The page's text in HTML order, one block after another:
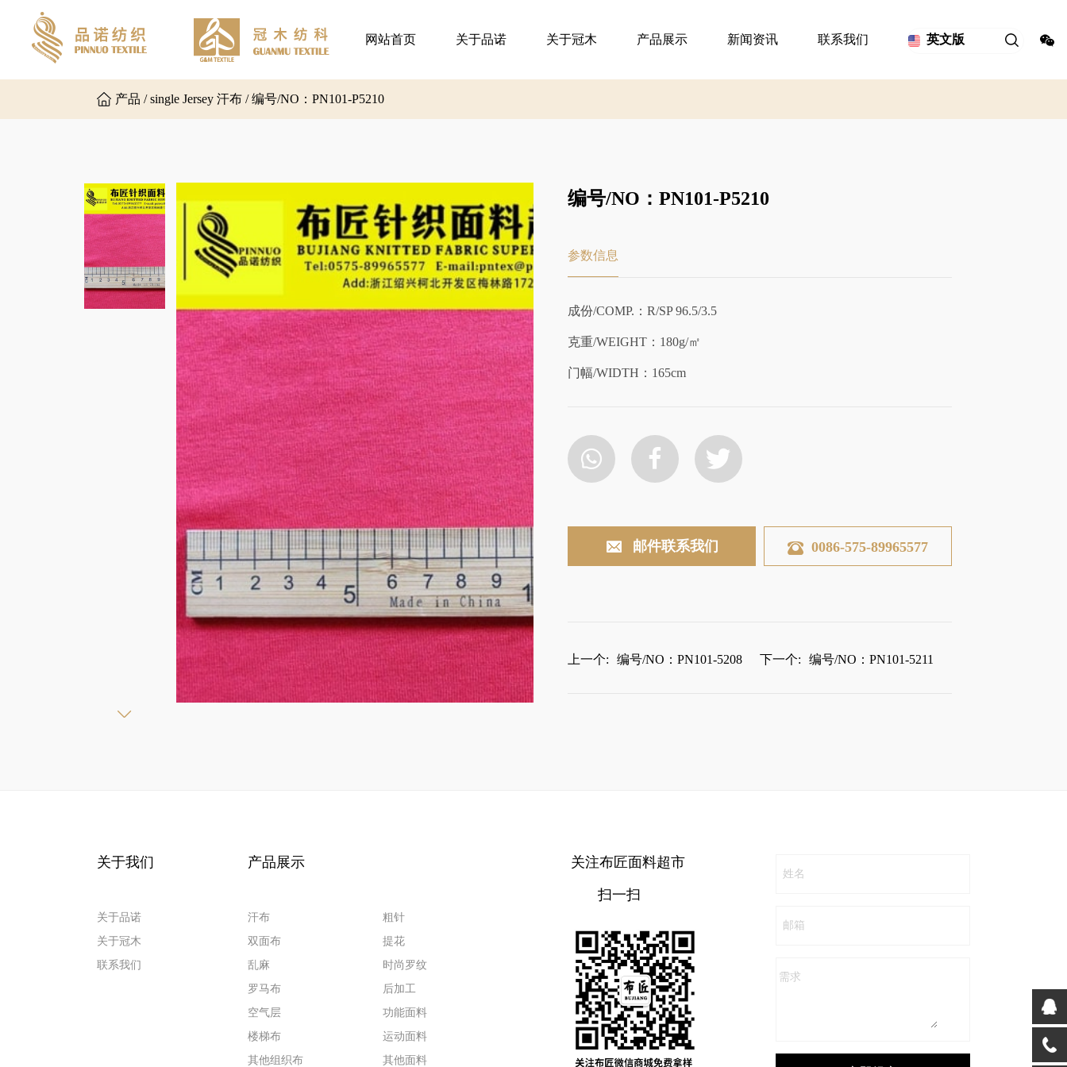
网站首页 关于品诺 关于冠木 产品展示 新闻资讯 联系我们 英文版
产品 / single Jersey 汗布 / 编号/NO：PN101-P5210
编号/NO：PN101-P5210
参数信息
成份/COMP.：R/SP 96.5/3.5
克重/WEIGHT：180g/㎡
门幅/WIDTH：165cm
邮件联系我们 0086-575-89965577
上一个: 编号/NO：PN101-5208 下一个: 编号/NO：PN101-5211
关于我们
关于品诺
关于冠木
联系我们
产品展示
汗布
双面布
乱麻
罗马布
空气层
楼梯布
其他组织布
粗针
提花
时尚罗纹
后加工
功能面料
运动面料
其他面料
关注布匠面料超市
扫一扫
姓名
邮箱
需求